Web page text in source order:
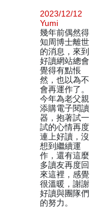
2023/12/12
Yumi
幾年前偶然得
知周博士離世
的消息，來到
好讀網站總會
覺得有點悵
然，也以為不
會再運作了。
今年為老父親
添購電子閱讀
器，抱著試一
試的心情再度
連上好讀，沒
想到繼續運
作，還有這麼
多讀友再度回
來這裡，感覺
很溫暖，謝謝
好讀與團隊們
的努力。